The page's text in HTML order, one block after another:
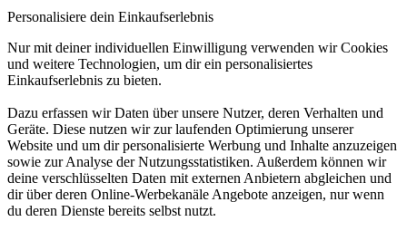
Personalisiere dein Einkaufserlebnis
Nur mit deiner individuellen Einwilligung verwenden wir Cookies
und weitere Technologien, um dir ein personalisiertes
Einkaufserlebnis zu bieten.
Dazu erfassen wir Daten über unsere Nutzer, deren Verhalten und
Geräte. Diese nutzen wir zur laufenden Optimierung unserer
Website und um dir personalisierte Werbung und Inhalte anzuzeigen
sowie zur Analyse der Nutzungsstatistiken. Außerdem können wir
deine verschlüsselten Daten mit externen Anbietern abgleichen und
dir über deren Online-Werbekanäle Angebote anzeigen, nur wenn
du deren Dienste bereits selbst nutzt.